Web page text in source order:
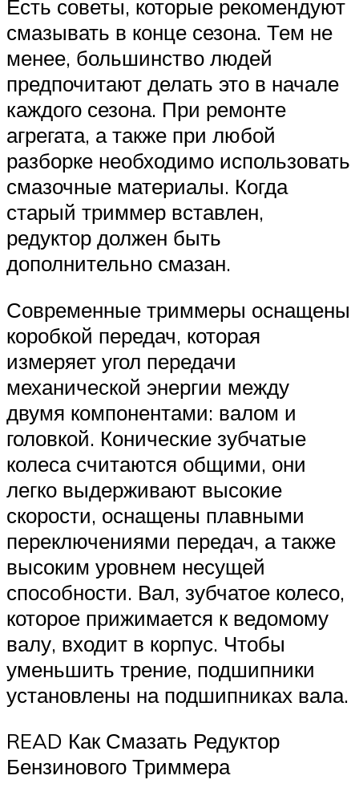
Есть советы, которые рекомендуют
смазывать в конце сезона. Тем не
менее, большинство людей
предпочитают делать это в начале
каждого сезона. При ремонте
агрегата, а также при любой
разборке необходимо использовать
смазочные материалы. Когда
старый триммер вставлен,
редуктор должен быть
дополнительно смазан.
Современные триммеры оснащены
коробкой передач, которая
измеряет угол передачи
механической энергии между
двумя компонентами: валом и
головкой. Конические зубчатые
колеса считаются общими, они
легко выдерживают высокие
скорости, оснащены плавными
переключениями передач, а также
высоким уровнем несущей
способности. Вал, зубчатое колесо,
которое прижимается к ведомому
валу, входит в корпус. Чтобы
уменьшить трение, подшипники
установлены на подшипниках вала.
READ Как Смазать Редуктор
Бензинового Триммера